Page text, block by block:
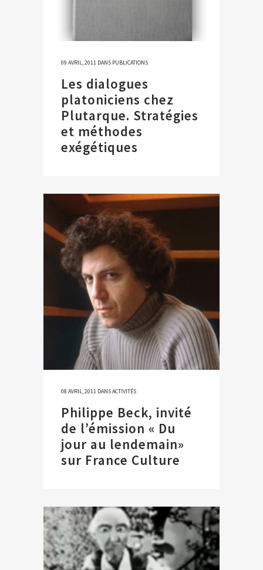
09 AVRIL, 2011 DANS PUBLICATIONS
Les dialogues
platoniciens chez
Plutarque. Stratégies
et méthodes
exégétiques
08 AVRIL, 2011 DANSACTIVITÉS
Philippe Beck, invité
de l’émission « Du
jour au lendemain»
sur France Culture